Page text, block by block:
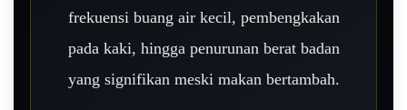
frekuensi buang air kecil, pembengkakan
pada kaki, hingga penurunan berat badan
yang signifikan meski makan bertambah.